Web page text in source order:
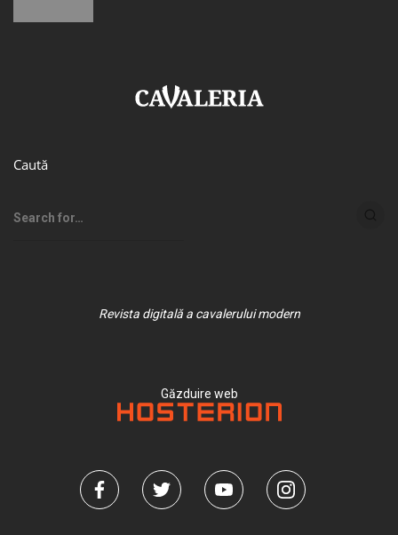
Caută
Revista digitală a cavalerului modern
Găzduire web